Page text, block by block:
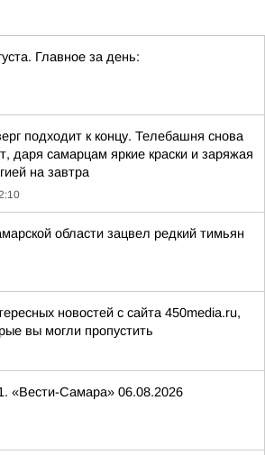
Главное за день:
подходит к концу. Телебашня снова
даря самарцам яркие краски и заряжая
на завтра
области зацвел редкий тимьян
новостей с сайта 450media.ru,
вы могли пропустить
«Вести-Самара» 06.08.2026